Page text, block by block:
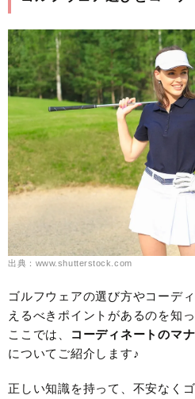
出典：www.shutterstock.com
ゴルフウェアの選び方やコーデ
えるべきポイントがあるのを知
ここでは、
コーディネートのマ
についてご紹介します♪
正しい知識を持って、不安なく